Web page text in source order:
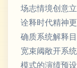
场志情境创意
诠释时代精神
确质系统解释
宽束阈敞开系
模式的演绩预